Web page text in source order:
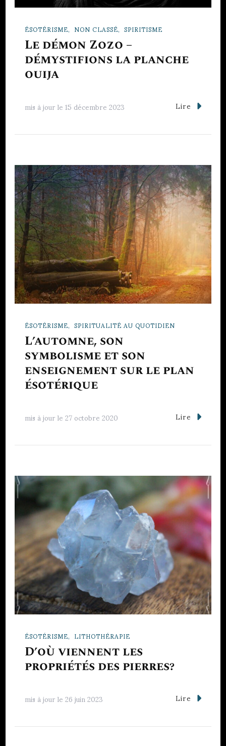
ÉSOTÉRISME NON CLASSÉ SPIRITISME
Le démon Zozo –
démystifions la planche
ouija
mis à jour le15 décembre 2023 Lire
ÉSOTÉRISME SPIRITUALITÉ AU QUOTIDIEN
L’automne, son
symbolisme et son
enseignement sur le plan
ésotérique
mis à jour le27 octobre 2020 Lire
ÉSOTÉRISME LITHOTHÉRAPIE
D’où viennent les
propriétés des pierres?
mis à jour le26 juin 2023 Lire